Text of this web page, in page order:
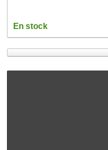
En stock